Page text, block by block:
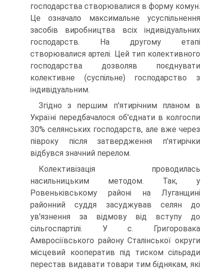
господарства створювалися в форму комун.
Це означало максимальне усуспільнення
засобів виробництва всіх індивідуальних
господарств. На другому етапі
створювалися артелі. Цей тип колективного
господарства дозволяв поєднувати
колективне (суспільне) господарство з
індивідуальним.
Згідно з першим п'ятирічним планом в
Україні передбачалося об'єднати в колгоспи
30% селянських господарств, але вже через
півроку після затвердження п'ятирічки
відбувся значний перелом.
Колективізація проводилась
насильницьким методом. Так, у
Ровеньківському районі на Луганщині
районний суддя засуджував селян до
ув'язнення за відмову від вступу до
сільгоспартілі. У с. Григоровака
Амвросіївського району Сталінської округи
місцевий кооператив під тиском сільради
перестав видавати товари тим біднякам, які